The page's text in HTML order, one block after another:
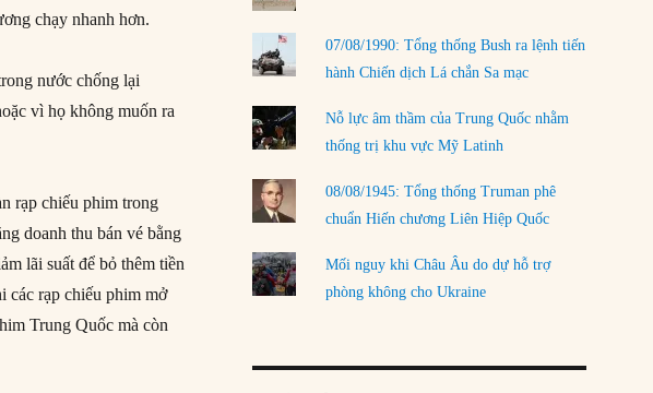
chạy nhanh hơn.
nước chống lại
vì họ không muốn ra
rạp chiếu phim trong
doanh thu bán vé bằng
lãi suất để bỏ thêm tiền
các rạp chiếu phim mở
Trung Quốc mà còn
07/08/1990: Tổng thống Bush ra lệnh tiến
hành Chiến dịch Lá chắn Sa mạc
Nỗ lực âm thầm của Trung Quốc nhằm
thống trị khu vực Mỹ Latinh
08/08/1945: Tổng thống Truman phê
chuẩn Hiến chương Liên Hiệp Quốc
Mối nguy khi Châu Âu do dự hỗ trợ
phòng không cho Ukraine